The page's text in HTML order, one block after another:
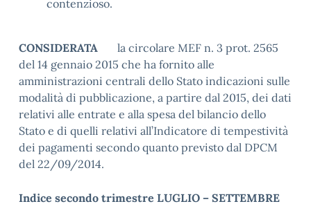
contenzioso.
CONSIDERATA la circolare MEF n. 3 prot. 2565
del 14 gennaio 2015 che ha fornito alle
amministrazioni centrali dello Stato indicazioni sulle
modalità di pubblicazione, a partire dal 2015, dei dati
relativi alle entrate e alla spesa del bilancio dello
Stato e di quelli relativi all’Indicatore di tempestività
dei pagamenti secondo quanto previsto dal DPCM
del 22/09/2014.
Indice secondo trimestre LUGLIO – SETTEMBRE